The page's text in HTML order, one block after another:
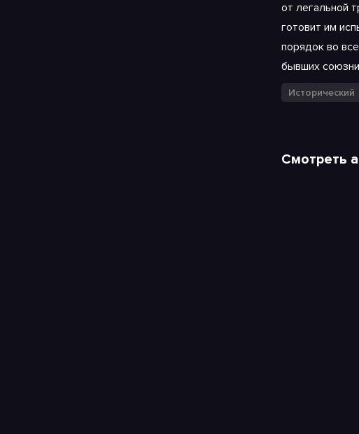
от легальной
готовит им
порядок во
бывших
Исторический
Смотреть